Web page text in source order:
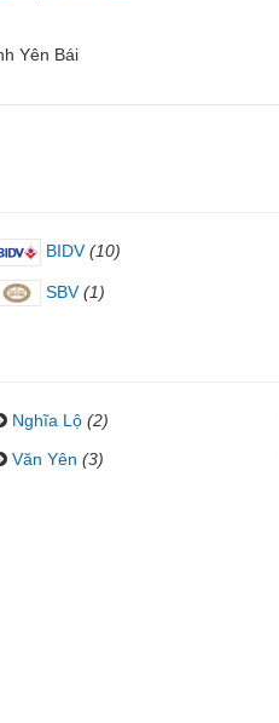
Yên Bái
BIDV (10)
SBV (1)
Nghĩa Lộ (2)
Văn Yên (3)